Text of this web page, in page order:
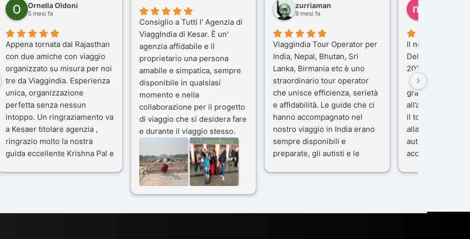
Ornella Oldoni
5 mesi fa
Appena tornata dal Rajasthan
con due amiche con viaggio
organizzato su misura per noi
tre da Viaggindia. Esperienza
unica, organizzazione
perfetta senza nessun
intoppo. Un ringraziamento va
a Kesaer titolare agenzia ,
ringrazio molto la nostra
guida eccellente Krishna Pal e
consiglio questa agenzia
Consiglio a Tutti l' Agenzia di
ViaggIndia di Kesar. È un'
agenzia affidabile e il
proprietario una persona
amabile e simpatica, sempre
disponibile in qualsiasi
momento e nella
collaborazione per il progetto
di viaggio che si desidera fare
e durante il viaggio stesso.
Siamo stati 3 settimane in
India a novembre 2025, 5
amici e il viaggio alla scoperta
del Rajasthan e Varanasi è
ai servizi dell' Agenzia con
zurriaman
9 mesi fa
Viaggindia Tour Operator per
India, Nepal, Bhutan, Sri
Lanka, Birmania etc è uno
straordinario tour operator
che unisce efficienza, serietà
e affidabilità. Le guide che ci
hanno accompagnato nel
nostro viaggio in India erano
sempre disponibili e
preparate, gli autisti e le
livello e di grande
Il nostro viaggio
Delhi e Varanasi
2025), è stata
che porteremo
gran parte del
all’agenzia che
il tour con cura e
alla nostra guida
autista che ci
accompagnati
L’organizzazione